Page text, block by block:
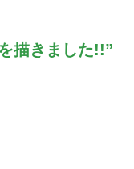
描きました!!”